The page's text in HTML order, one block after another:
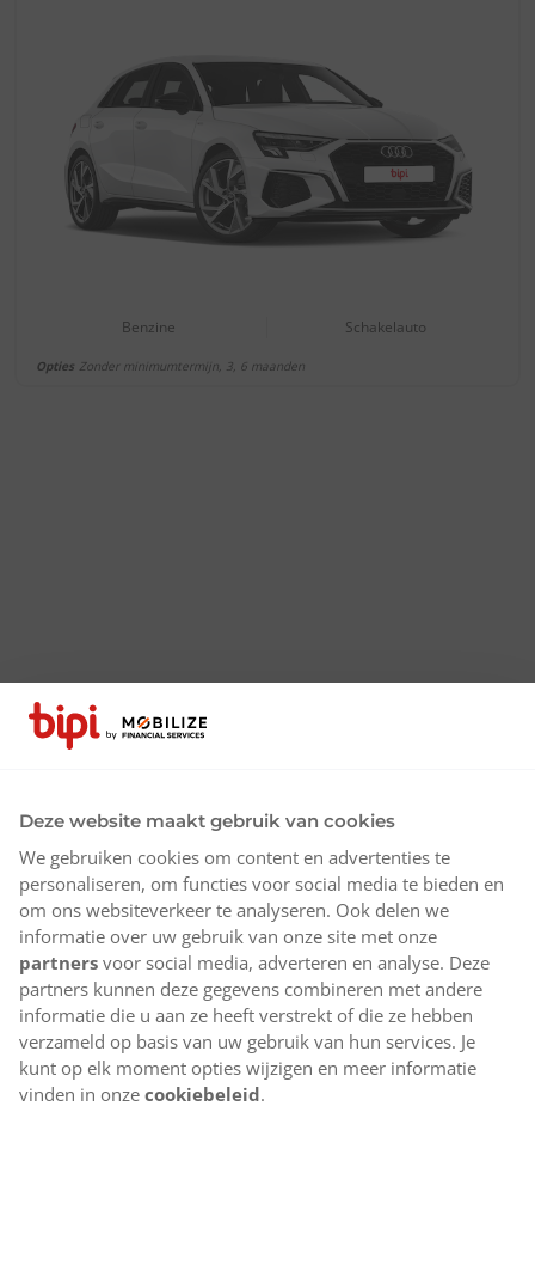
Benzine Schakelauto
Opties Zonder minimumtermijn, 3, 6 maanden
Deze website maakt gebruik van cookies
We gebruiken cookies om content en advertenties te
personaliseren, om functies voor social media te bieden en
om ons websiteverkeer te analyseren. Ook delen we
informatie over uw gebruik van onze site met onze
partners voor social media, adverteren en analyse. Deze
partners kunnen deze gegevens combineren met andere
informatie die u aan ze heeft verstrekt of die ze hebben
verzameld op basis van uw gebruik van hun services. Je
kunt op elk moment opties wijzigen en meer informatie
vinden in onze cookiebeleid.